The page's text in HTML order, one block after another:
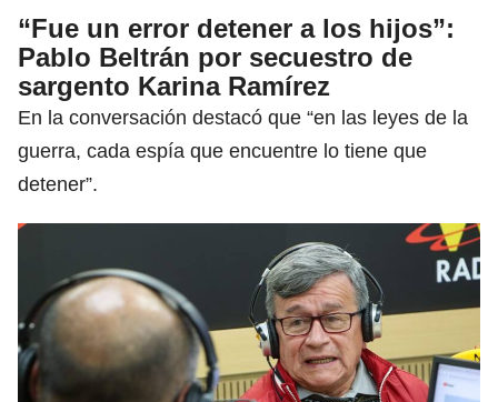
“Fue un error detener a los hijos”:
Pablo Beltrán por secuestro de
sargento Karina Ramírez
En la conversación destacó que “en las leyes de la
guerra, cada espía que encuentre lo tiene que
detener”.